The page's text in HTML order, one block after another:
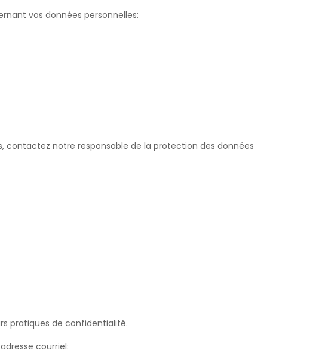
vos données personnelles:
contactez notre responsable de la protection des données
pratiques de confidentialité.
courriel: